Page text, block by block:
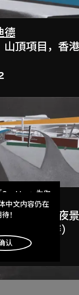
德
山頂項目，香
德
坡度入口，夜
1983年競賽）
」为你
站体验。
白
中文内容仍在
！
认